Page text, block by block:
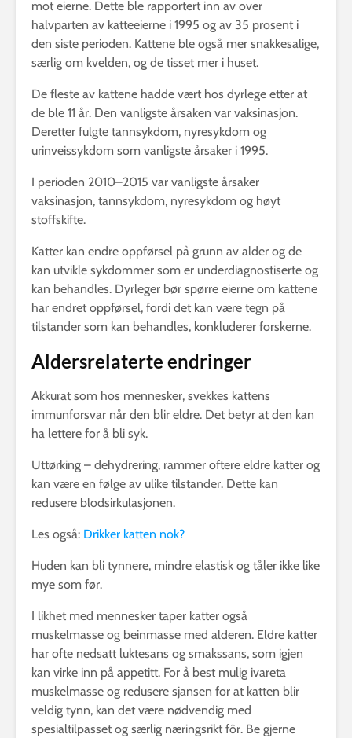
mot eierne. Dette ble rapportert inn av over
halvparten av katteeierne i 1995 og av 35 prosent i
den siste perioden. Kattene ble også mer snakkesalige,
særlig om kvelden, og de tisset mer i huset.
De fleste av kattene hadde vært hos dyrlege etter at
de ble 11 år. Den vanligste årsaken var vaksinasjon.
Deretter fulgte tannsykdom, nyresykdom og
urinveissykdom som vanligste årsaker i 1995.
I perioden 2010–2015 var vanligste årsaker
vaksinasjon, tannsykdom, nyresykdom og høyt
stoffskifte.
Katter kan endre oppførsel på grunn av alder og de
kan utvikle sykdommer som er underdiagnostiserte og
kan behandles. Dyrleger bør spørre eierne om kattene
har endret oppførsel, fordi det kan være tegn på
tilstander som kan behandles, konkluderer forskerne.
Aldersrelaterte endringer
Akkurat som hos mennesker, svekkes kattens
immunforsvar når den blir eldre. Det betyr at den kan
ha lettere for å bli syk.
Uttørking – dehydrering, rammer oftere eldre katter og
kan være en følge av ulike tilstander. Dette kan
redusere blodsirkulasjonen.
Les også: Drikker katten nok?
Huden kan bli tynnere, mindre elastisk og tåler ikke like
mye som før.
I likhet med mennesker taper katter også
muskelmasse og beinmasse med alderen. Eldre katter
har ofte nedsatt luktesans og smakssans, som igjen
kan virke inn på appetitt. For å best mulig ivareta
muskelmasse og redusere sjansen for at katten blir
veldig tynn, kan det være nødvendig med
spesialtilpasset og særlig næringsrikt fôr. Be gjerne